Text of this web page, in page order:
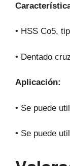
• HSS Co5,
• Dentado
Aplicación:
• Se puede
• Se puede